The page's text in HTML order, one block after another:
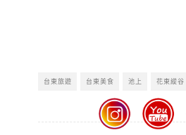
台東旅遊 台東美食 池上 花東縱谷